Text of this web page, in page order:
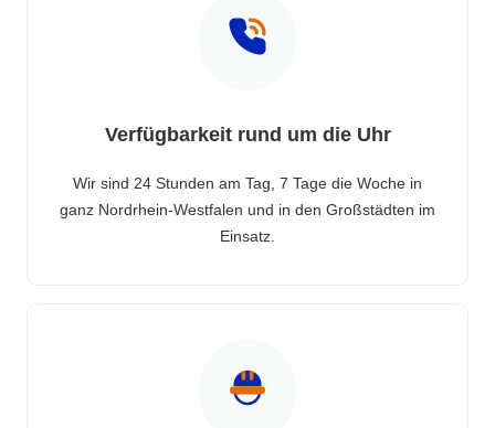
Verfügbarkeit rund um die Uhr
Wir sind 24 Stunden am Tag, 7 Tage die Woche in
ganz Nordrhein-Westfalen und in den Großstädten im
Einsatz.